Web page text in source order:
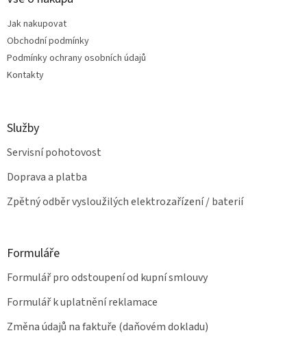
Jak nakupovat
Obchodní podmínky
Podmínky ochrany osobních údajů
Kontakty
Služby
Servisní pohotovost
Doprava a platba
Zpětný odběr vysloužilých elektrozařízení / baterií
Formuláře
Formulář pro odstoupení od kupní smlouvy
Formulář k uplatnění reklamace
Změna údajů na faktuře (daňovém dokladu)